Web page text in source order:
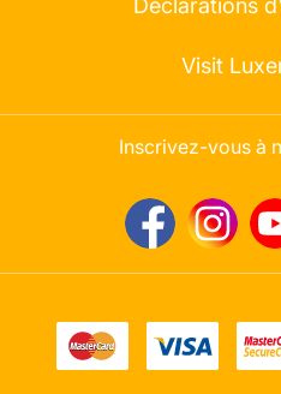
Déclarations
Visit
Inscrivez-vous à